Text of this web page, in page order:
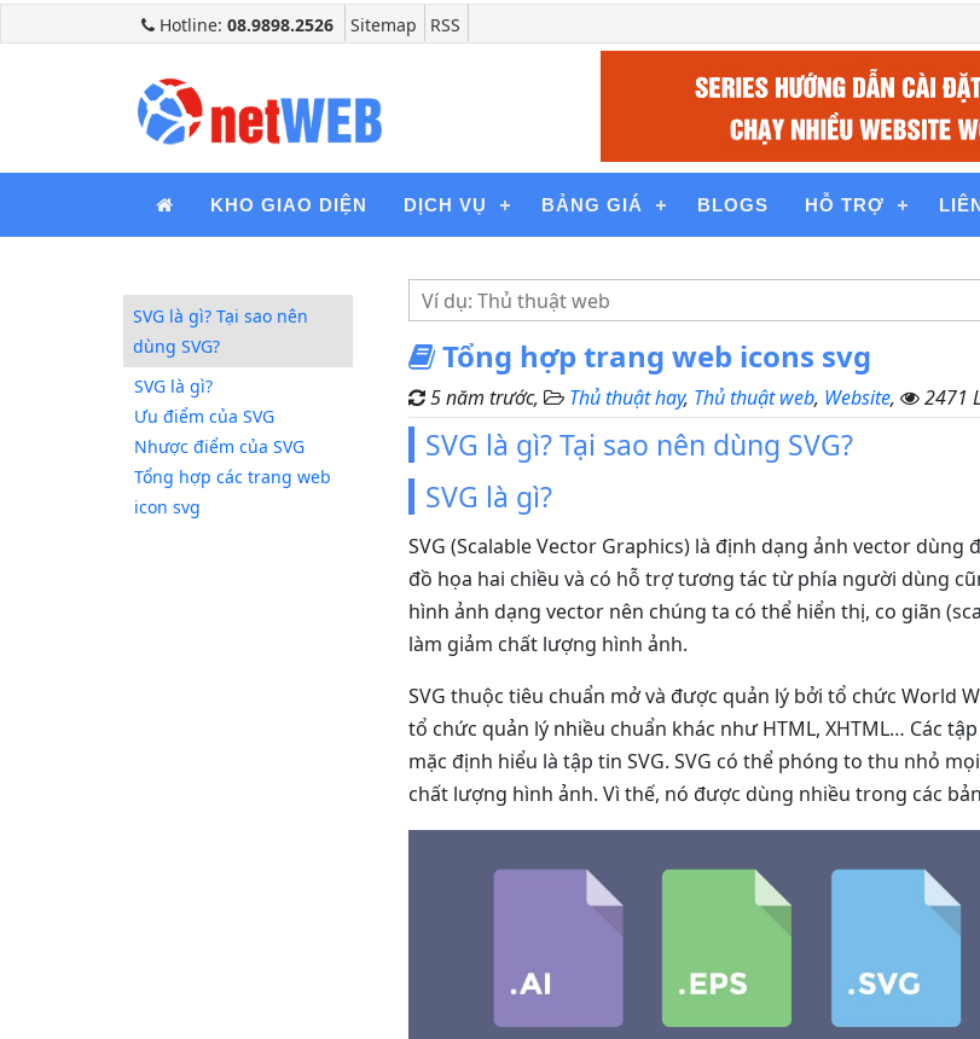
Hotline: 08.9898.2526 Sitemap RSS
KHO GIAO DIỆN DỊCH VỤ BẢNG GIÁ BLOGS HỖ TRỢ
SVG là gì? Tại sao nên
dùng SVG?
SVG là gì?
Ưu điểm của SVG
Nhược điểm của SVG
Tổng hợp các trang web
icon svg
Tổng hợp trang web icons svg
5 năm trước, Thủ thuật hay, Thủ thuật web, Website, 2471
SVG là gì? Tại sao nên dùng SVG?
SVG là gì?
SVG (Scalable Vector Graphics) là định dạng ảnh vector dùng
đồ họa hai chiều và có hỗ trợ tương tác từ phía người dùng
hình ảnh dạng vector nên chúng ta có thể hiển thị, co giãn
làm giảm chất lượng hình ảnh.
SVG thuộc tiêu chuẩn mở và được quản lý bởi tổ chức World
tổ chức quản lý nhiều chuẩn khác như HTML, XHTML… Các
mặc định hiểu là tập tin SVG. SVG có thể phóng to thu nhỏ
chất lượng hình ảnh. Vì thế, nó được dùng nhiều trong các